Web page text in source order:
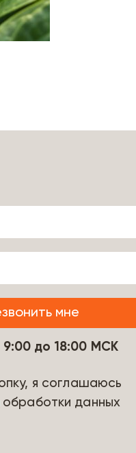
9:00 до 18:00 МСК
я соглашаюсь
обработки данных